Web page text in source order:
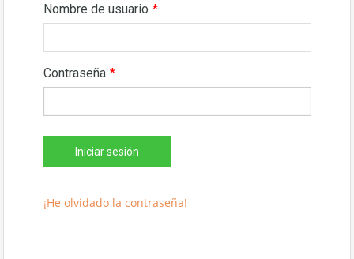
Nombre de usuario *
Contraseña *
¡He olvidado la contraseña!